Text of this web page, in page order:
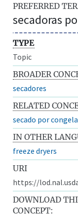
PREFERRED
secadoras
TYPE
Topic
BROADER
secadores
RELATED
secado por
IN OTHER
freeze dryers
URI
https://
DOWNLOAD
CONCEPT: